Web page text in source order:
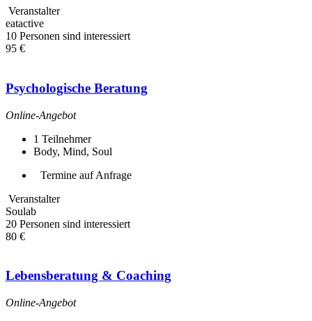
Veranstalter
eatactive
10 Personen sind interessiert
95 €
Psychologische Beratung
Online-Angebot
1 Teilnehmer
Body, Mind, Soul
Termine auf Anfrage
Veranstalter
Soulab
20 Personen sind interessiert
80 €
Lebensberatung & Coaching
Online-Angebot